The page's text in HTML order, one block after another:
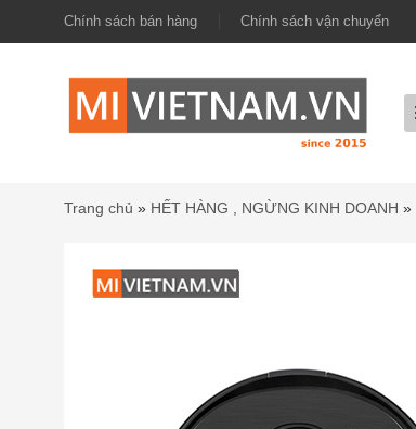
Chính sách bán hàng Chính sách vận chuyển
Trang chủ » HẾT HÀNG , NGỪNG KINH DOANH »